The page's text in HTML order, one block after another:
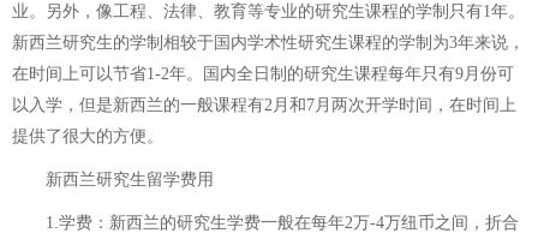
业。另外，像工程、法律、教育等专业的研究生课程的学制只有1年。
新西兰研究生的学制相较于国内学术性研究生课程的学制为3年来说，
在时间上可以节省1-2年。国内全日制的研究生课程每年只有9月份可
以入学，但是新西兰的一般课程有2月和7月两次开学时间，在时间上
提供了很大的方便。
新西兰研究生留学费用
1.学费：新西兰的研究生学费一般在每年2万-4万纽币之间，折合